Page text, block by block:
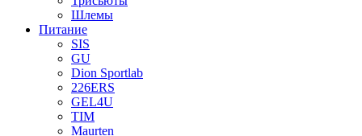
Шлемы
Питание
SIS
GU
Dion Sportlab
226ERS
GEL4U
TIM
Maurten